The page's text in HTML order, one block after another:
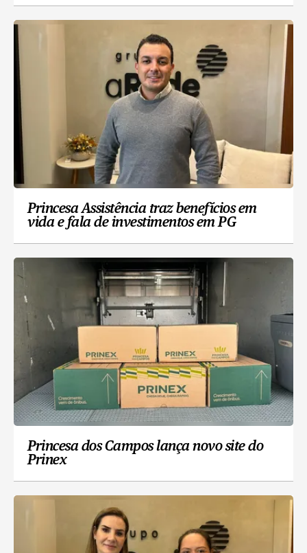
Princesa Assistência traz benefícios em
vida e fala de investimentos em PG
Princesa dos Campos lança novo site do
Prinex